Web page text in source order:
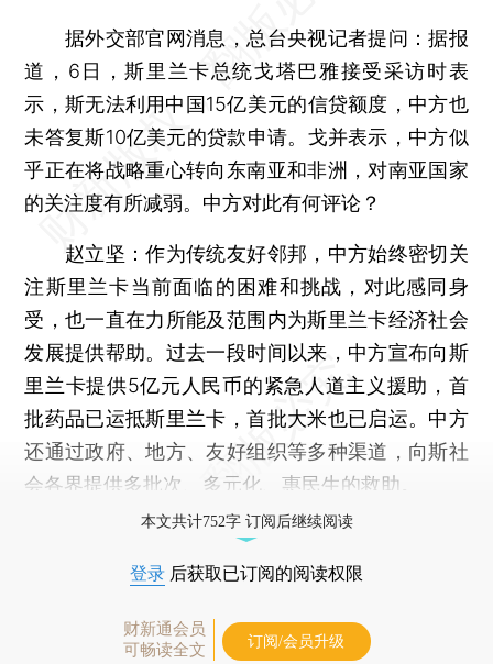
据外交部官网消息，总台央视记者提问：据报
道，6日，斯里兰卡总统戈塔巴雅接受采访时表
示，斯无法利用中国15亿美元的信贷额度，中方也
未答复斯10亿美元的贷款申请。戈并表示，中方似
乎正在将战略重心转向东南亚和非洲，对南亚国家
的关注度有所减弱。中方对此有何评论？
赵立坚：作为传统友好邻邦，中方始终密切关
注斯里兰卡当前面临的困难和挑战，对此感同身
受，也一直在力所能及范围内为斯里兰卡经济社会
发展提供帮助。过去一段时间以来，中方宣布向斯
里兰卡提供5亿元人民币的紧急人道主义援助，首
批药品已运抵斯里兰卡，首批大米也已启运。中方
还通过政府、地方、友好组织等多种渠道，向斯社
会各界提供多批次、多元化、惠民生的救助。
本文共计752字 订阅后继续阅读
登录 后获取已订阅的阅读权限
财新通会员
可畅读全文
订阅/会员升级